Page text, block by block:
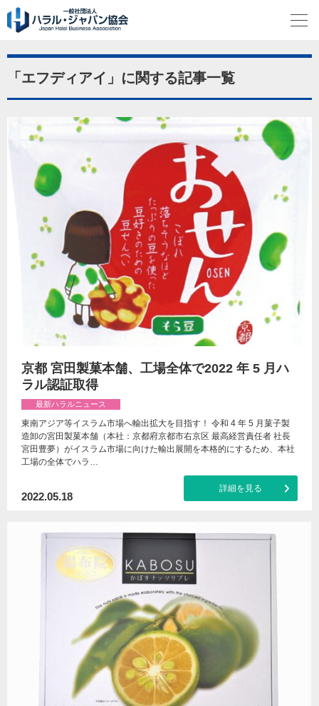
「エフディアイ」に関する記事一覧
京都 宮田製菓本舗、工場全体で2022 年 5 月ハ
ラル認証取得
最新ハラルニュース
東南アジア等イスラム市場へ輸出拡大を目指す！ 令和 4 年 5 月菓子製
造卸の宮田製菓本舗（本社：京都府京都市右京区 最高経営責任者 社長
宮田豊夢）がイスラム市場に向けた輸出展開を本格的にするため、本社
工場の全体でハラ…
2022.05.18
詳細を見る